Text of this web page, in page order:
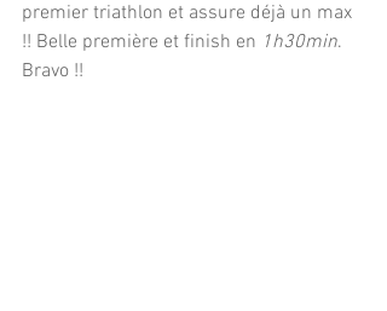
premier triathlon et assure déjà un max
!! Belle première et finish en 1h30min.
Bravo !!